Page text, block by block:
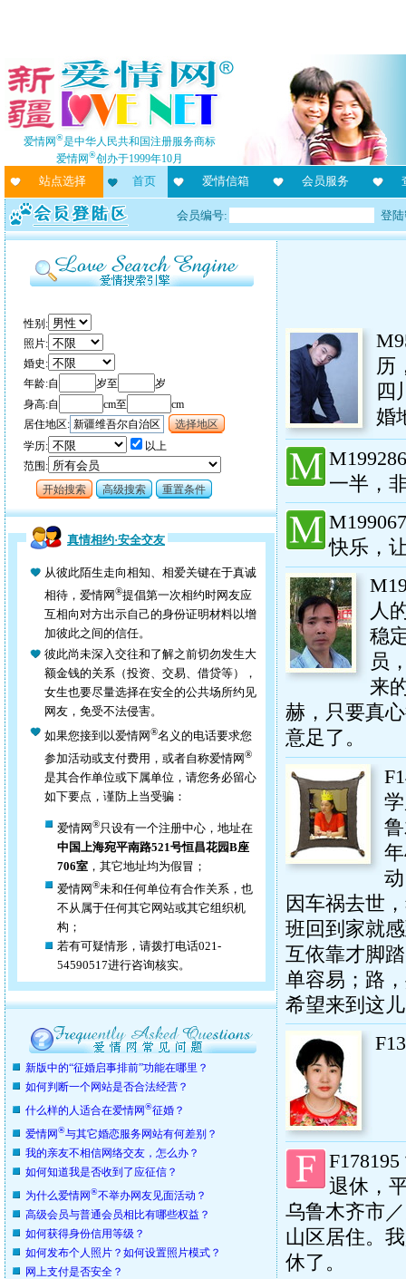
爱情网®是中华人民共和国注册服务商标
爱情网®创办于1999年10月
站点选择 首页 爱情信箱 会员服务
会员编号: 登
性别:
照片:
婚史:
年龄:自
岁至
岁
身高:自
cm至
cm
居住地区: 新疆维吾尔自治区
选择地区
学历:
以上
范围:
开始搜索
高级搜索 重置条件
真情相约·安全交友
从彼此陌生走向相知、相爱关键在于真诚
相待，爱情网®提倡第一次相约时网友应
互相向对方出示自己的身份证明材料以增
加彼此之间的信任。
彼此尚未深入交往和了解之前切勿发生大
额金钱的关系（投资、交易、借贷等），
女生也要尽量选择在安全的公共场所约见
网友，免受不法侵害。
如果您接到以爱情网®名义的电话要求您
参加活动或支付费用，或者自称爱情网®
是其合作单位或下属单位，请您务必留心
如下要点，谨防上当受骗：
爱情网®只设有一个注册中心，地址在
中国上海宛平南路521号恒昌花园B座
706室 ，其它地址均为假冒；
爱情网®未和任何单位有合作关系，也
不从属于任何其它网站或其它组织机
构；
若有可疑情形，请拨打电话021-
54590517进行咨询核实。
新版中的“征婚启事排前”功能在哪里？
如何判断一个网站是否合法经营？
什么样的人适合在爱情网®征婚？
爱情网®与其它婚恋服务网站有何差别？
我的亲友不相信网络交友，怎么办？
如何知道我是否收到了应征信？
为什么爱情网®不举办网友见面活动？
高级会员与普通会员相比有哪些权益？
如何获得身份信用等级？
如何发布个人照片？如何设置照片模式？
网上支付是否安全？
历
四
婚
M199286
一半，
M199067
快乐，
人
稳
员
来
赫，只要真
意足了。
因车祸去世
班回到家就
互依靠才脚
单容易；路
希望来到这
F178195
退休，
乌鲁木齐市
山区居住。
休了。